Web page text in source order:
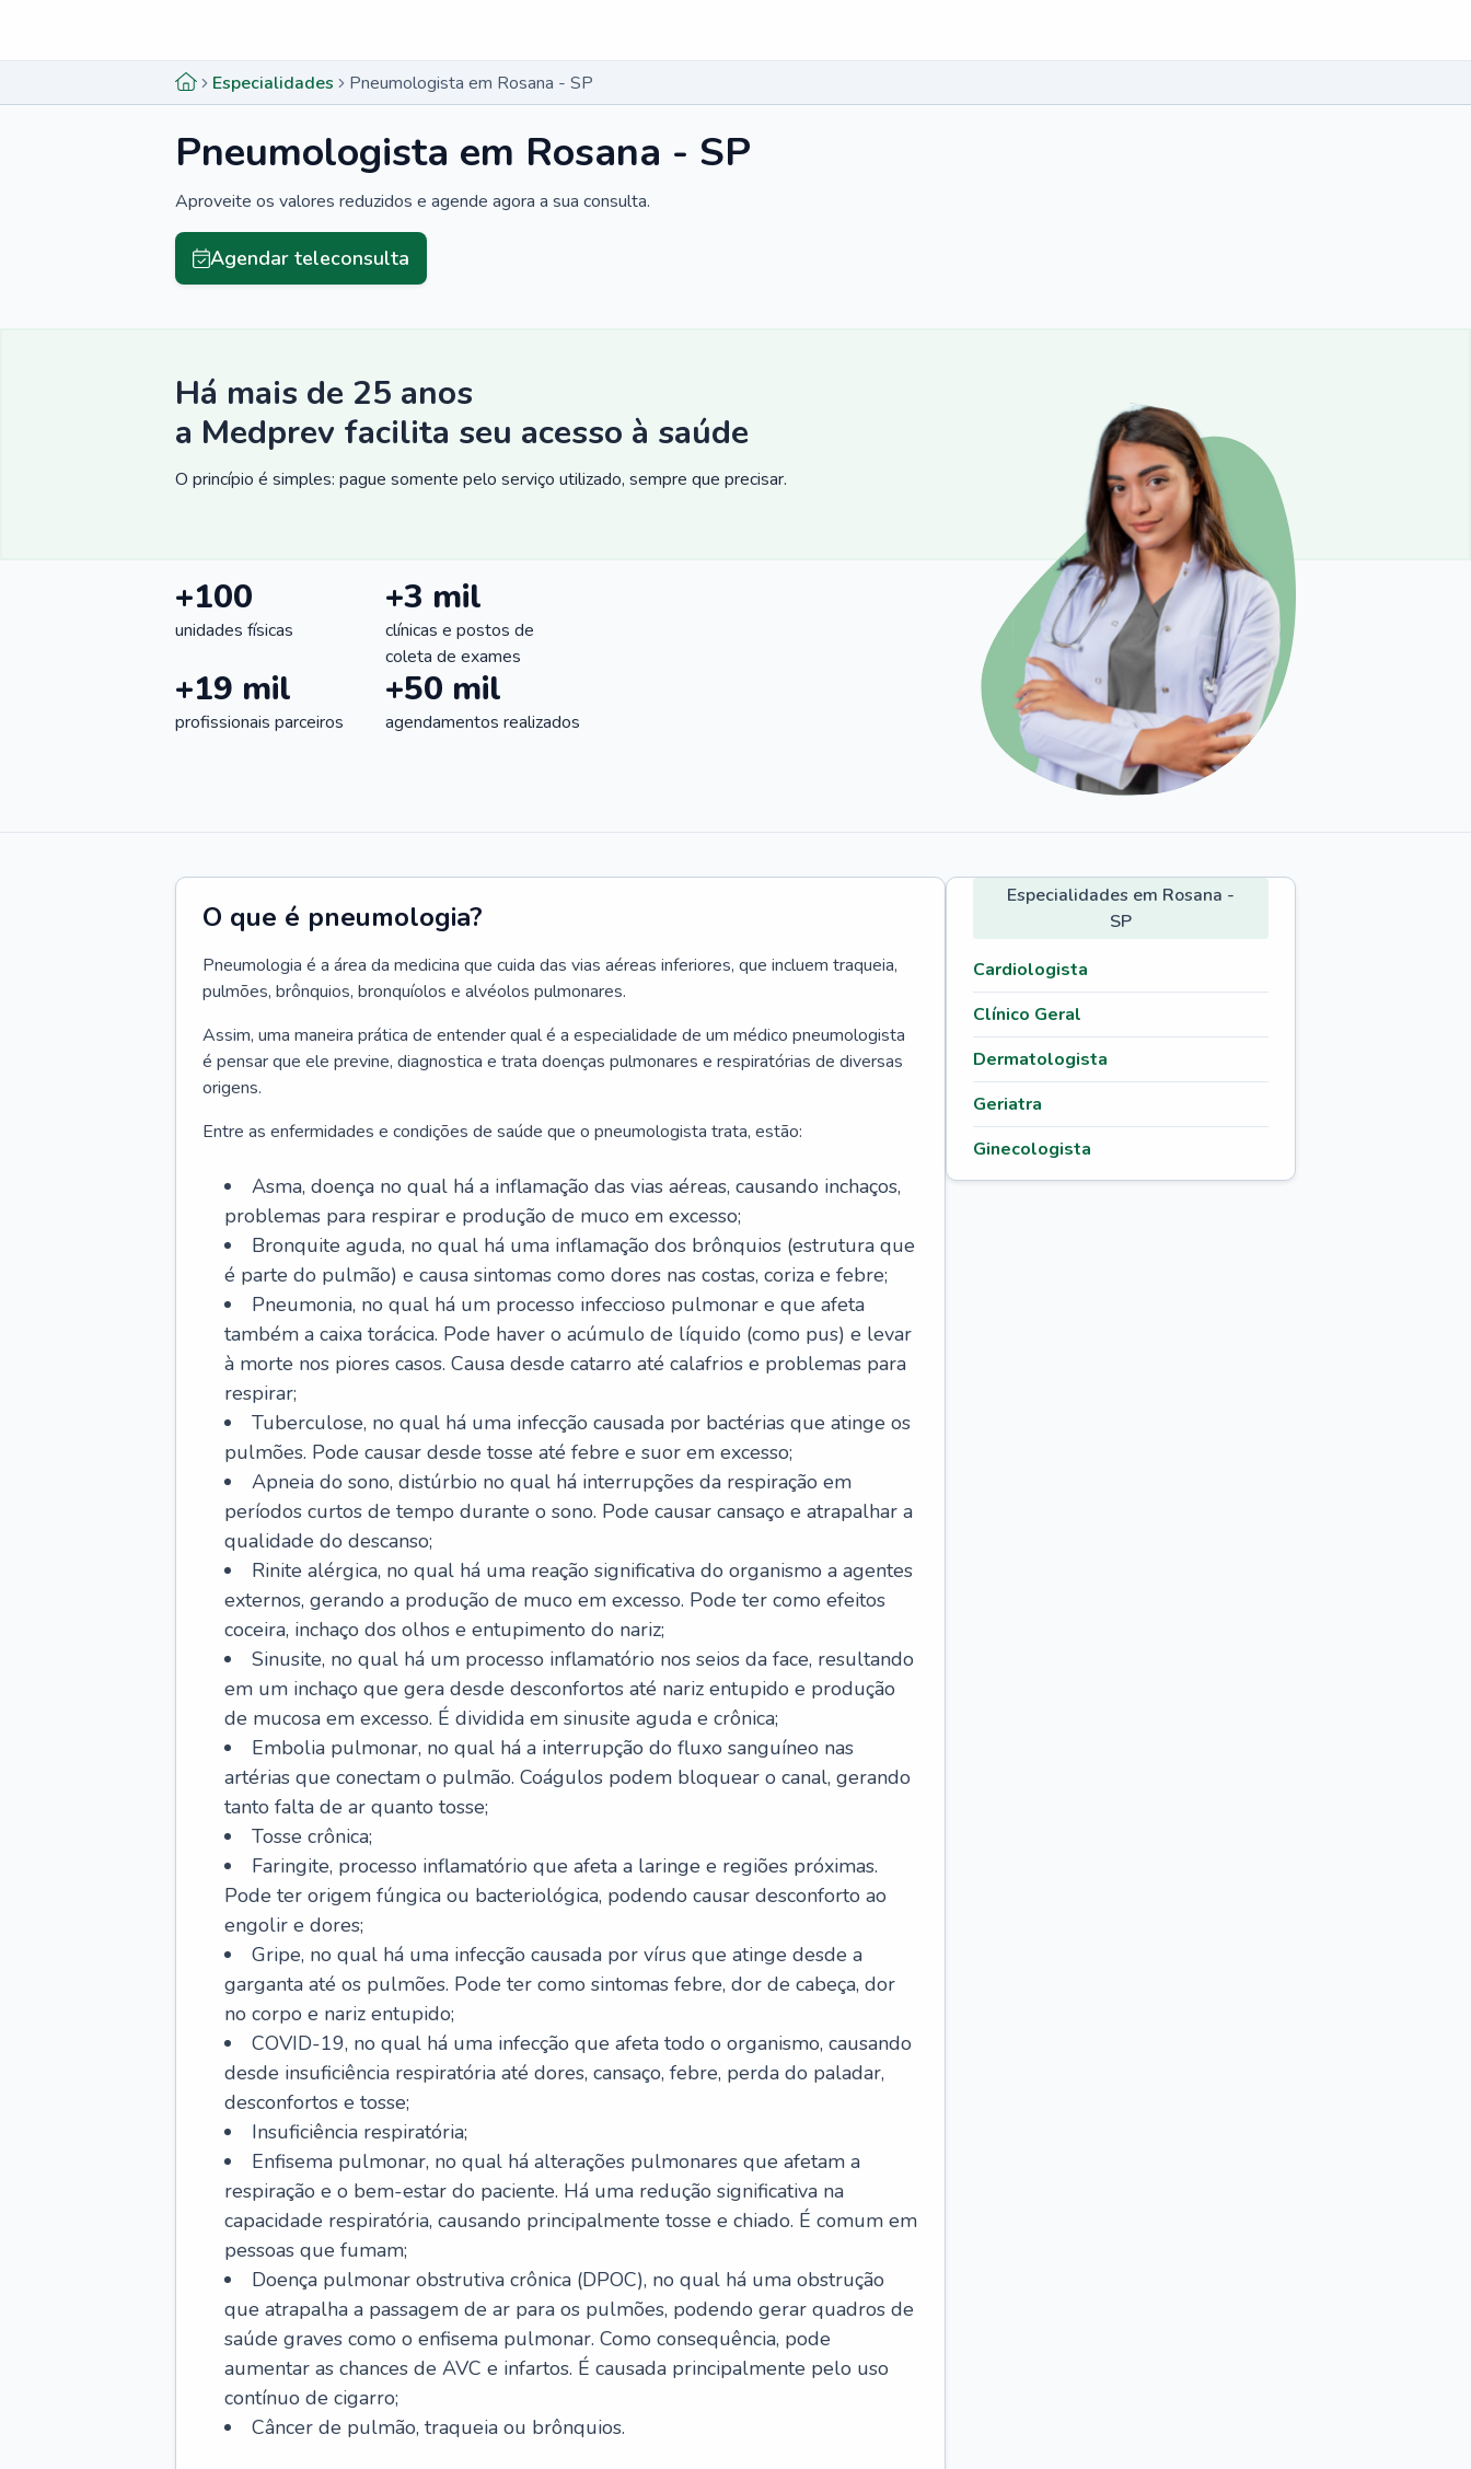
Especialidades Pneumologista em Rosana - SP
Pneumologista em Rosana - SP
Aproveite os valores reduzidos e agende agora a sua consulta.
Agendar teleconsulta
Há mais de 25 anos
a Medprev facilita seu acesso à saúde
O princípio é simples: pague somente pelo serviço utilizado, sempre que precisar.
+100
unidades físicas
+3 mil
clínicas e postos de
coleta de exames
+19 mil
profissionais parceiros
+50 mil
agendamentos realizados
O que é pneumologia?
Pneumologia é a área da medicina que cuida das vias aéreas inferiores, que incluem traqueia,
pulmões, brônquios, bronquíolos e alvéolos pulmonares.
Assim, uma maneira prática de entender qual é a especialidade de um médico pneumologista
é pensar que ele previne, diagnostica e trata doenças pulmonares e respiratórias de diversas
origens.
Entre as enfermidades e condições de saúde que o pneumologista trata, estão:
Asma, doença no qual há a inflamação das vias aéreas, causando inchaços,
problemas para respirar e produção de muco em excesso;
Bronquite aguda, no qual há uma inflamação dos brônquios (estrutura que
é parte do pulmão) e causa sintomas como dores nas costas, coriza e febre;
Pneumonia, no qual há um processo infeccioso pulmonar e que afeta
também a caixa torácica. Pode haver o acúmulo de líquido (como pus) e levar
à morte nos piores casos. Causa desde catarro até calafrios e problemas para
respirar;
Tuberculose, no qual há uma infecção causada por bactérias que atinge os
pulmões. Pode causar desde tosse até febre e suor em excesso;
Apneia do sono, distúrbio no qual há interrupções da respiração em
períodos curtos de tempo durante o sono. Pode causar cansaço e atrapalhar a
qualidade do descanso;
Rinite alérgica, no qual há uma reação significativa do organismo a agentes
externos, gerando a produção de muco em excesso. Pode ter como efeitos
coceira, inchaço dos olhos e entupimento do nariz;
Sinusite, no qual há um processo inflamatório nos seios da face, resultando
em um inchaço que gera desde desconfortos até nariz entupido e produção
de mucosa em excesso. É dividida em sinusite aguda e crônica;
Embolia pulmonar, no qual há a interrupção do fluxo sanguíneo nas
artérias que conectam o pulmão. Coágulos podem bloquear o canal, gerando
tanto falta de ar quanto tosse;
Tosse crônica;
Faringite, processo inflamatório que afeta a laringe e regiões próximas.
Pode ter origem fúngica ou bacteriológica, podendo causar desconforto ao
engolir e dores;
Gripe, no qual há uma infecção causada por vírus que atinge desde a
garganta até os pulmões. Pode ter como sintomas febre, dor de cabeça, dor
no corpo e nariz entupido;
COVID-19, no qual há uma infecção que afeta todo o organismo, causando
desde insuficiência respiratória até dores, cansaço, febre, perda do paladar,
desconfortos e tosse;
Insuficiência respiratória;
Enfisema pulmonar, no qual há alterações pulmonares que afetam a
respiração e o bem-estar do paciente. Há uma redução significativa na
capacidade respiratória, causando principalmente tosse e chiado. É comum em
pessoas que fumam;
Doença pulmonar obstrutiva crônica (DPOC), no qual há uma obstrução
que atrapalha a passagem de ar para os pulmões, podendo gerar quadros de
saúde graves como o enfisema pulmonar. Como consequência, pode
aumentar as chances de AVC e infartos. É causada principalmente pelo uso
contínuo de cigarro;
Câncer de pulmão, traqueia ou brônquios.
Especialidades em Rosana -
SP
Cardiologista
Clínico Geral
Dermatologista
Geriatra
Ginecologista